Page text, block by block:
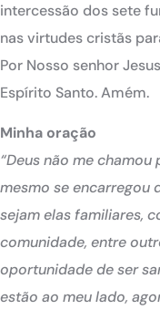
intercessão dos sete
nas virtudes cristãs
Por Nosso senhor
Espírito Santo. Amém.
Minha oração
“Deus não me
mesmo se encarregou
sejam elas familiares,
comunidade, entre
oportunidade de ser
estão ao meu lado,